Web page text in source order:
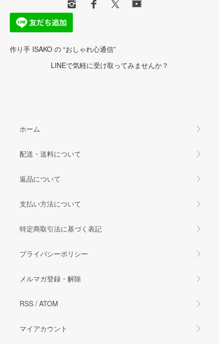
作り手 ISAKO の “おしゃれ心通信”
LINEで気軽に受け取ってみませんか？
ホーム
配送・送料について
返品について
支払い方法について
特定商取引法に基づく表記
プライバシーポリシー
メルマガ登録・解除
RSS / ATOM
マイアカウント